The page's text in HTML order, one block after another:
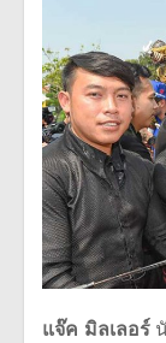
แจ๊ค มิลเลอร์